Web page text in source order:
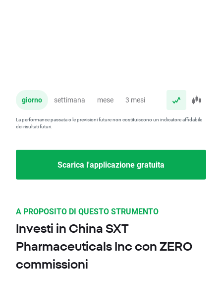
giorno settimana mese 3 mesi anno
La performance passata o le previsioni future non costituiscono un indicatore affidabile
dei risultati futuri.
Scarica l'applicazione gratuita
A PROPOSITO DI QUESTO STRUMENTO
Investi in China SXT
Pharmaceuticals Inc con ZERO
commissioni